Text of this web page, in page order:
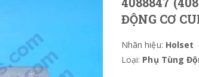
ĐỘNG CƠ
Nhãn hiệu: Holset
Loại: Phụ Tùng